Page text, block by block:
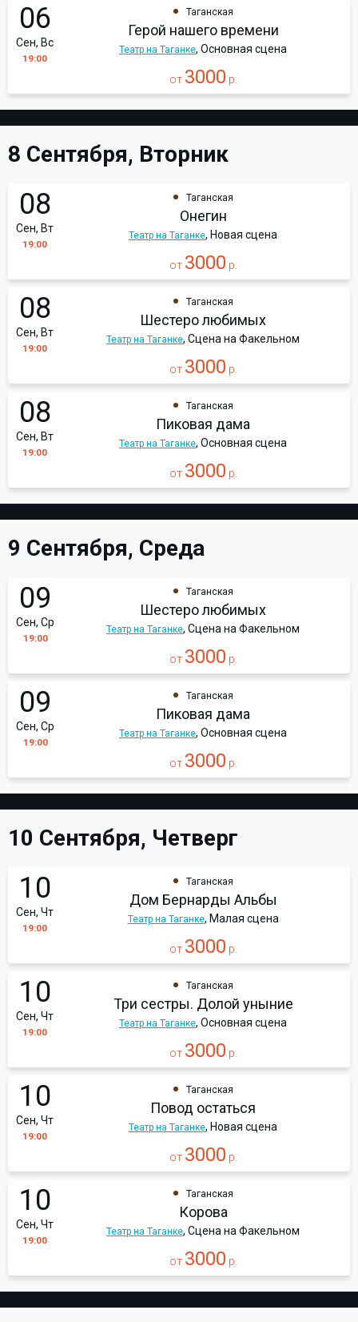
06
Сен, Вс
19:00
Таганская
Герой нашего времени
Театр на Таганке, Основная сцена
от 3000 р.
8 Сентября, Вторник
08
Сен, Вт
19:00
Таганская
Онегин
Театр на Таганке, Новая сцена
от 3000 р.
08
Сен, Вт
19:00
Таганская
Шестеро любимых
Театр на Таганке, Сцена на Факельном
от 3000 р.
08
Сен, Вт
19:00
Таганская
Пиковая дама
Театр на Таганке, Основная сцена
от 3000 р.
9 Сентября, Среда
09
Сен, Ср
19:00
Таганская
Шестеро любимых
Театр на Таганке, Сцена на Факельном
от 3000 р.
09
Сен, Ср
19:00
Таганская
Пиковая дама
Театр на Таганке, Основная сцена
от 3000 р.
10 Сентября, Четверг
10
Сен, Чт
19:00
Таганская
Дом Бернарды Альбы
Театр на Таганке, Малая сцена
от 3000 р.
10
Сен, Чт
19:00
Таганская
Три сестры. Долой уныние
Театр на Таганке, Основная сцена
от 3000 р.
10
Сен, Чт
19:00
Таганская
Повод остаться
Театр на Таганке, Новая сцена
от 3000 р.
10
Сен, Чт
19:00
Таганская
Корова
Театр на Таганке, Сцена на Факельном
от 3000 р.